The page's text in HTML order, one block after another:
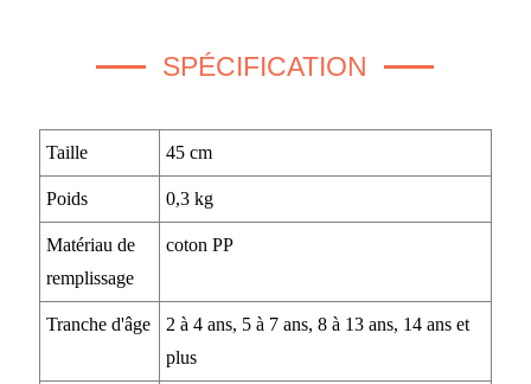
SPÉCIFICATION
Taille 45 cm
Poids 0,3 kg
Matériau de
remplissage
coton PP
Tranche d'âge
2 à 4 ans, 5 à 7 ans, 8 à 13 ans, 14 ans et
plus